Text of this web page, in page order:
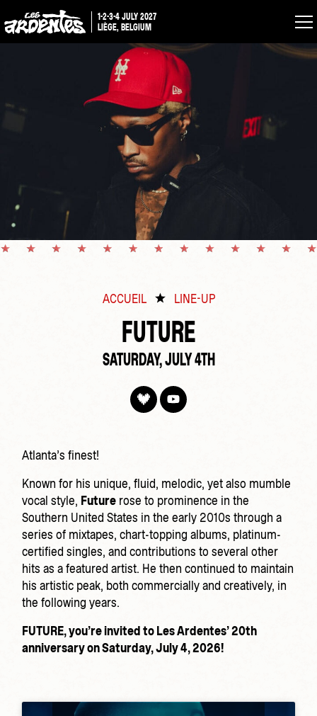
1-2-3-4 JULY 2027
LIÈGE, BELGIUM
ACCUEIL LINE-UP
FUTURE
SATURDAY, JULY 4TH
Atlanta’s finest!
Known for his unique, fluid, melodic, yet also mumble
vocal style, Future rose to prominence in the
Southern United States in the early 2010s through a
series of mixtapes, chart-topping albums, platinum-
certified singles, and contributions to several other
hits as a featured artist. He then continued to maintain
his artistic peak, both commercially and creatively, in
the following years.
FUTURE, you’re invited to Les Ardentes’ 20th
anniversary on Saturday, July 4, 2026!